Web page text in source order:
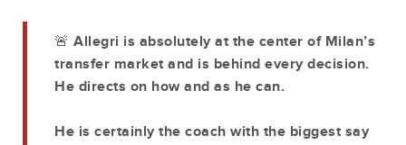
🚨 Allegri is absolutely at the center of Milan’s
transfer market and is behind every decision.
He directs on how and as he can.
He is certainly the coach with the biggest say